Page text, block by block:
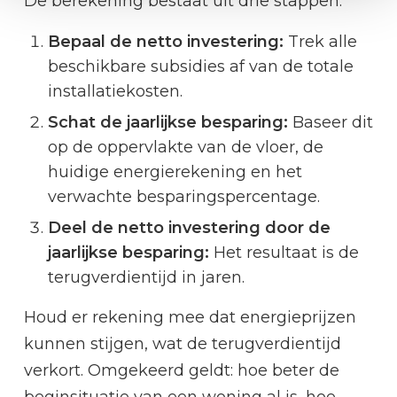
Bepaal de netto investering: Trek alle
beschikbare subsidies af van de totale
installatiekosten.
Schat de jaarlijkse besparing: Baseer dit
op de oppervlakte van de vloer, de
huidige energierekening en het
verwachte besparingspercentage.
Deel de netto investering door de
jaarlijkse besparing: Het resultaat is de
terugverdientijd in jaren.
Houd er rekening mee dat energieprijzen
kunnen stijgen, wat de terugverdientijd
verkort. Omgekeerd geldt: hoe beter de